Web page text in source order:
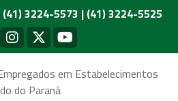
(41) 3224-5573 | (41) 3224-5525